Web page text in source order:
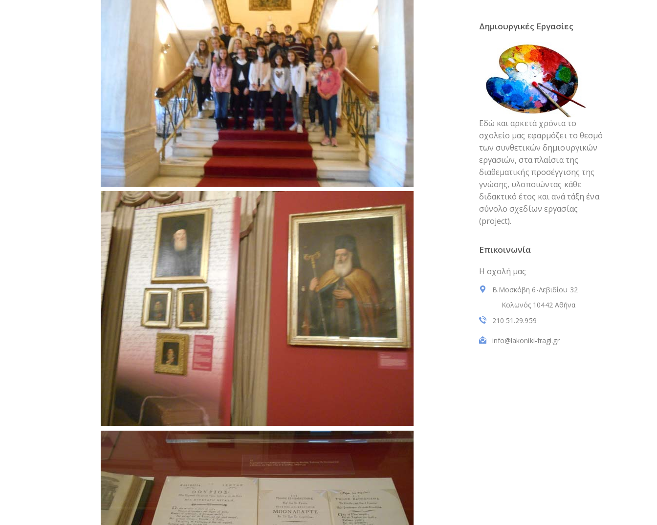
Δημιουργικές Εργασίες
Εδώ και αρκετά χρόνια το
σχολείο μας εφαρμόζει το θεσμό
των συνθετικών δημιουργικών
εργασιών, στα πλαίσια της
διαθεματικής προσέγγισης της
γνώσης, υλοποιώντας κάθε
διδακτικό έτος και ανά τάξη ένα
σύνολο σχεδίων εργασίας
(project).
Επικοινωνία
Η σχολή μας
Β.Μοσκόβη 6-Λεβιδίου 32
Κολωνός 10442 Αθήνα
210 51.29.959
info@lakoniki-fragi.gr